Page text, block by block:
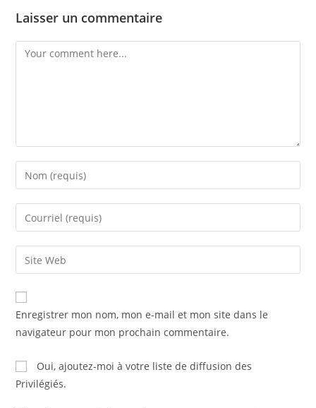
Laisser un commentaire
Enregistrer mon nom, mon e-mail et mon site dans le
navigateur pour mon prochain commentaire.
Oui, ajoutez-moi à votre liste de diffusion des
Privilégiés.